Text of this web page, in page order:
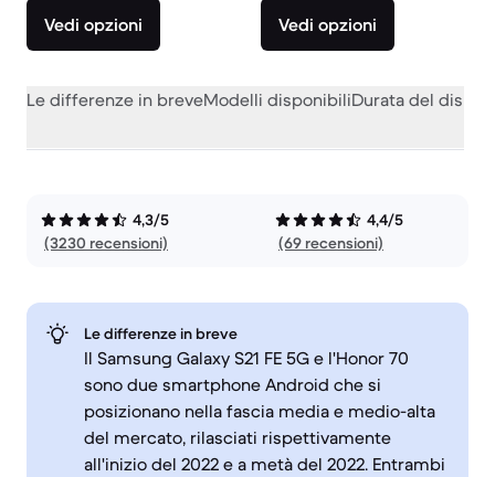
Vedi opzioni Vedi opzioni
Le differenze in breveModelli disponibiliDurata del
4,3/5
(3230 recensioni)
4,4/5
(69 recensioni)
Le differenze in breve
Il Samsung Galaxy S21 FE 5G e l'Honor 70
sono due smartphone Android che si
posizionano nella fascia media e medio-alta
del mercato, rilasciati rispettivamente
all'inizio del 2022 e a metà del 2022. Entrambi